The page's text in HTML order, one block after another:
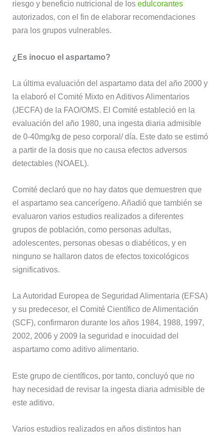
riesgo y beneficio nutricional de losedulcorantes
autorizados, con el fin de elaborar recomendaciones
para los grupos vulnerables.
¿Es inocuo el aspartamo?
La última evaluación del aspartamo data del año 2000 y
la elaboró el Comité Mixto en Aditivos Alimentarios
(JECFA) de la FAO/OMS. El Comité estableció en la
evaluación del año 1980, una ingesta diaria admisible
de 0-40mg/kg de peso corporal/ día. Este dato se estimó
a partir de la dosis que no causa efectos adversos
detectables (NOAEL).
Comité declaró que no hay datos que demuestren que
el aspartamo sea cancerígeno. Añadió que también se
evaluaron varios estudios realizados a diferentes
grupos de población, como personas adultas,
adolescentes, personas obesas o diabéticos, y en
ninguno se hallaron datos de efectos toxicológicos
significativos.
La Autoridad Europea de Seguridad Alimentaria (EFSA)
y su predecesor, el Comité Científico de Alimentación
(SCF), confirmaron durante los años 1984, 1988, 1997,
2002, 2006 y 2009 la seguridad e inocuidad del
aspartamo como aditivo alimentario.
Este grupo de científicos, por tanto, concluyó que no
hay necesidad de revisar la ingesta diaria admisible de
este aditivo.
Varios estudios realizados en años distintos han